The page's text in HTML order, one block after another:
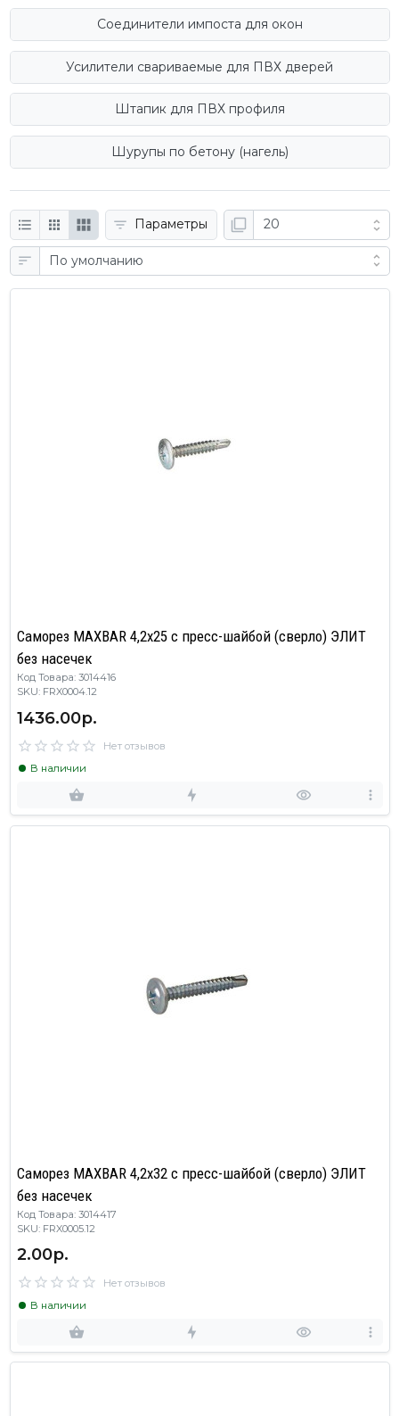
Соединители импоста для окон
Усилители свариваемые для ПВХ дверей
Штапик для ПВХ профиля
Шурупы по бетону (нагель)
Параметры
Саморез MAXBAR 4,2x25 с пресс-шайбой (сверло) ЭЛИТ
без насечек
Код Товара: 3014416
SKU: FRX0004.12
1436.00р.
Нет отзывов
В наличии
Саморез MAXBAR 4,2x32 с пресс-шайбой (сверло) ЭЛИТ
без насечек
Код Товара: 3014417
SKU: FRX0005.12
2.00р.
Нет отзывов
В наличии